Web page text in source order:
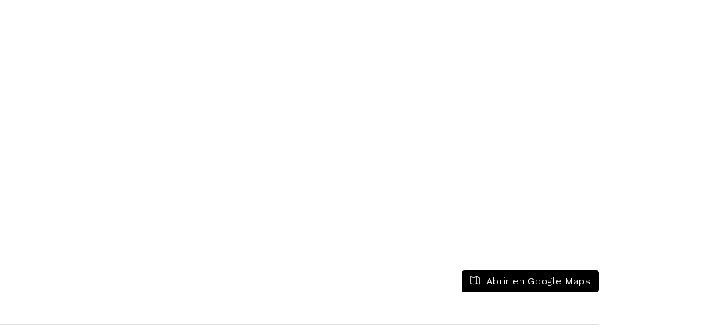
Abrir en Google Maps